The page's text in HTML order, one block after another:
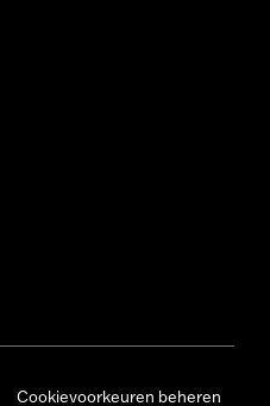
Cookievoorkeuren beheren